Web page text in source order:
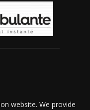
website. We provide